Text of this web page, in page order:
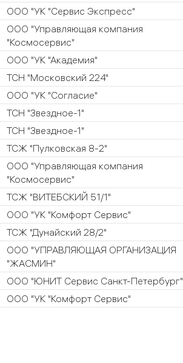
ООО "УК "Сервис Экспресс"
ООО "Управляющая компания
"Космосервис"
ООО "УК "Академия"
ТСН "Московский 224"
ООО "УК "Согласие"
ТСН "Звездное-1"
ТСН "Звездное-1"
ТСЖ "Пулковская 8-2"
ООО "Управляющая компания
"Космосервис"
ТСЖ "ВИТЕБСКИЙ 51/1"
ООО "УК "Комфорт Сервис"
ТСЖ "Дунайский 28/2"
ООО "УПРАВЛЯЮЩАЯ ОРГАНИЗАЦИЯ
"ЖАСМИН"
ООО "ЮНИТ Сервис Санкт-Петербург"
ООО "УК "Комфорт Сервис"